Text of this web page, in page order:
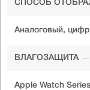
СПОСОБ
Аналоговый,
ВЛАГОЗАЩИТА
Apple Watch